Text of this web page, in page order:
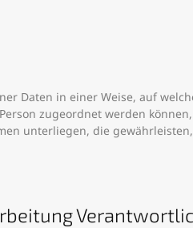
Daten in einer Weise, auf
zugeordnet werden
unterliegen, die